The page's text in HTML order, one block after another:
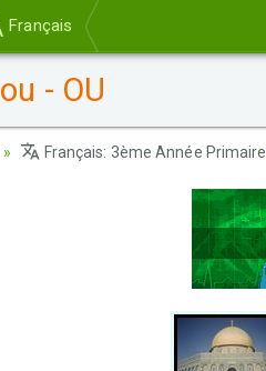
Français
ou - OU
Français: 3ème Année Primaire